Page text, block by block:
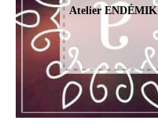
Atelier ENDÉMIK